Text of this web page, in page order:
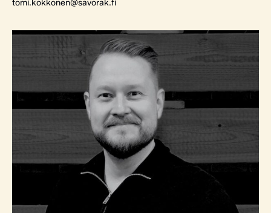
tomi.kokkonen@savorak.fi